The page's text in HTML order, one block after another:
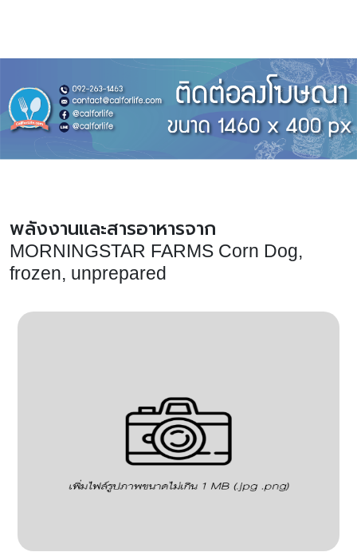
พลังงานและสารอาหารจาก
MORNINGSTAR FARMS Corn Dog,
frozen, unprepared